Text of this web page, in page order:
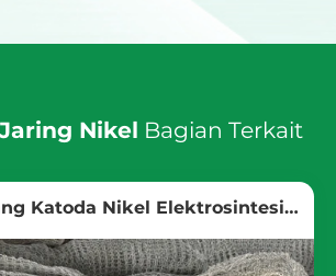
Nikel Bagian Terkait
Katoda Nikel Elektrosintesis
Organik